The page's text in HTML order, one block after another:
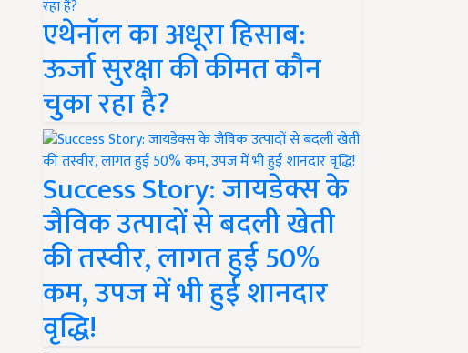
एथेनॉल का अधूरा हिसाब:
ऊर्जा सुरक्षा की कीमत कौन
चुका रहा है?
Success Story: जायडेक्स के
जैविक उत्पादों से बदली खेती
की तस्वीर, लागत हुई 50%
कम, उपज में भी हुई शानदार
वृद्धि!